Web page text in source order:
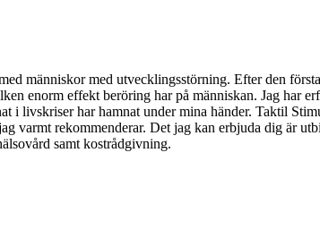
människor med utvecklingsstörning. Efter den
enorm effekt beröring har på människan. Jag har
livskriser har hamnat under mina händer. Taktil
varmt rekommenderar. Det jag kan erbjuda dig är
samt kostrådgivning.